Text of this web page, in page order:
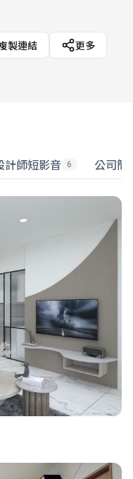
製連結
更多
計師短影音 6 公司簡